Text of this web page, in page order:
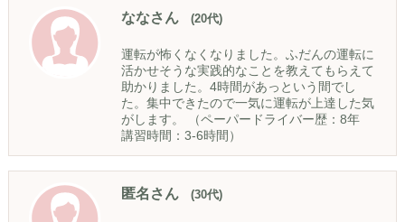
ななさん (20代)
運転が怖くなくなりました。ふだんの運転に
活かせそうな実践的なことを教えてもらえて
助かりました。4時間があっという間でし
た。集中できたので一気に運転が上達した気
がします。 （ペーパードライバー歴：8年
講習時間：3-6時間）
匿名さん (30代)